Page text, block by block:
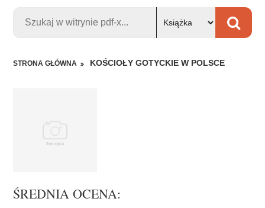
STRONA GŁÓWNA KOŚCIOŁY GOTYCKIE W POLSCE
ŚREDNIA OCENA: